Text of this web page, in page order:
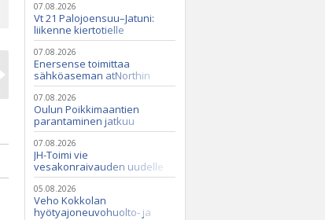
07.08.2026
Vt 21 Palojoensuu–Jatuni:
liikenne kiertotielle
Nunasjoen silloilla
07.08.2026
Enersense toimittaa
sähköaseman atNorthin
datakeskukseen
07.08.2026
Oulun Poikkimaantien
parantaminen jatkuu
07.08.2026
JH-Toimi vie
vesakonraivauden uudelle
tasolle Casen ja Seppi-
murskaimen avulla
05.08.2026
Veho Kokkolan
hyötyajoneuvohuolto- ja